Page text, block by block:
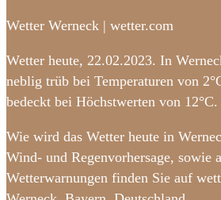
Wetter Werneck | wetter.com
Wetter heute, 22.02.2023. In
neblig trüb bei Temperaturen von
bedeckt bei Höchstwerten von
Wie wird das Wetter heute in
Wind- und Regenvorhersage, sowie
Wetterwarnungen finden Sie auf